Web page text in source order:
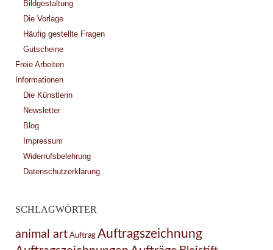
Bildgestaltung
Die Vorlage
Häufig gestellte Fragen
Gutscheine
Freie Arbeiten
Informationen
Die Künstlerin
Newsletter
Blog
Impressum
Widerrufsbelehrung
Datenschutzerklärung
SCHLAGWÖRTER
animal art Auftrag Auftragszeichnung